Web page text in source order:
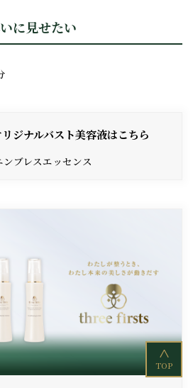
に見せたい
ジナルバスト美容液はこちら
ブレスエッセンス
<
TOP